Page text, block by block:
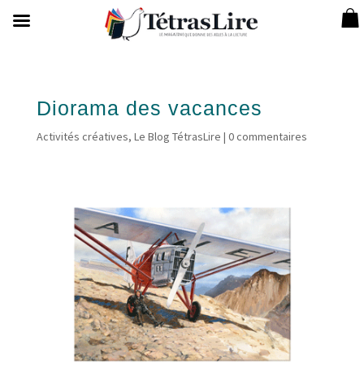
Diorama des vacances
Activités créatives, Le Blog TétrasLire | 0 commentaires